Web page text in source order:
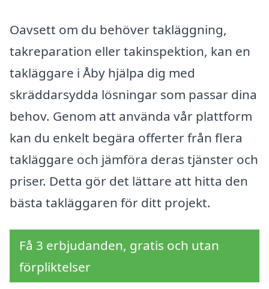
Oavsett om du behöver takläggning,
takreparation eller takinspektion, kan en
takläggare i Åby hjälpa dig med
skräddarsydda lösningar som passar dina
behov. Genom att använda vår plattform
kan du enkelt begära offerter från flera
takläggare och jämföra deras tjänster och
priser. Detta gör det lättare att hitta den
bästa takläggaren för ditt projekt.
Få 3 erbjudanden, gratis och utan
förpliktelser